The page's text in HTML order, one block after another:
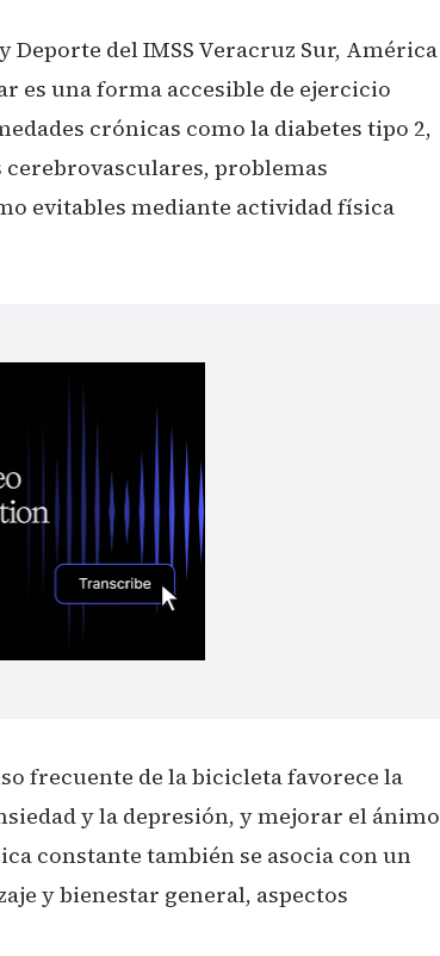
Deporte del IMSS Veracruz Sur, América
es una forma accesible de ejercicio
crónicas como la diabetes tipo 2,
problemas
evitables mediante actividad física
frecuente de la bicicleta favorece la
y la depresión, y mejorar el ánimo
constante también se asocia con un
y bienestar general, aspectos